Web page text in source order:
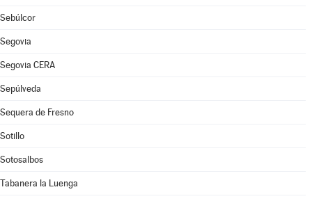
Sebúlcor
Segovia
Segovia CERA
Sepúlveda
Sequera de Fresno
Sotillo
Sotosalbos
Tabanera la Luenga